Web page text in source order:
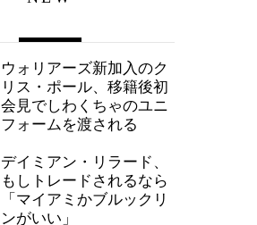
ウォリアーズ新加入のク
リス・ポール、移籍後初
会見でしわくちゃのユニ
フォームを渡される
デイミアン・リラード、
もしトレードされるなら
「マイアミかブルックリ
ンがいい」